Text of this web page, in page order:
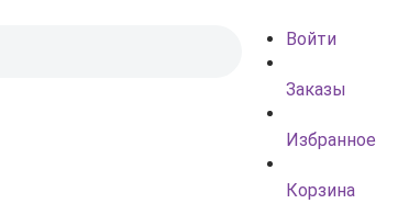
Войти
Заказы
Избранное
Корзина